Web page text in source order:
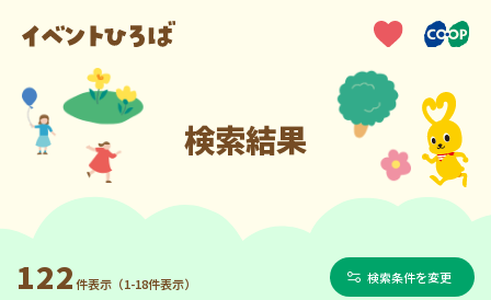
検索結果
122件表示（1-18件表示） 検索条件を変更